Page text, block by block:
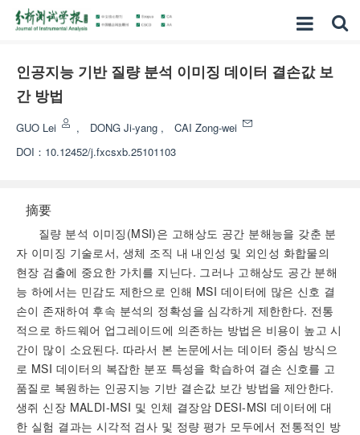
인공지능 기반 질량 분석 이미징 데이터 결손값 보
간 방법
GUO Lei , DONG Ji-yang ,
CAI Zong-wei
DOI： 10.12452/j.fxcsxb.25101103
摘要
질량 분석 이미징(MSI)은 고해상도 공간 분해능을 갖춘 분
자 이미징 기술로서, 생체 조직 내 내인성 및 외인성 화합물의
현장 검출에 중요한 가치를 지닌다. 그러나 고해상도 공간 분해
능 하에서는 민감도 제한으로 인해 MSI 데이터에 많은 신호 결
손이 존재하여 후속 분석의 정확성을 심각하게 제한한다. 전통
적으로 하드웨어 업그레이드에 의존하는 방법은 비용이 높고 시
간이 많이 소요된다. 따라서 본 논문에서는 데이터 중심 방식으
로 MSI 데이터의 복잡한 분포 특성을 학습하여 결손 신호를 고
품질로 복원하는 인공지능 기반 결손값 보간 방법을 제안한다.
생쥐 신장 MALDI-MSI 및 인체 결장암 DESI-MSI 데이터에 대
한 실험 결과는 시각적 검사 및 정량 평가 모두에서 전통적인 방